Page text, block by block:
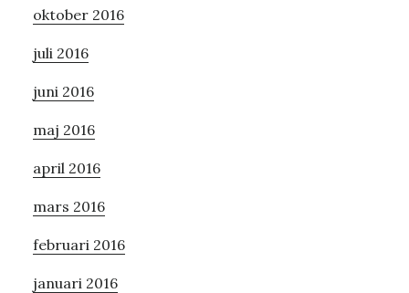
oktober 2016
juli 2016
juni 2016
maj 2016
april 2016
mars 2016
februari 2016
januari 2016